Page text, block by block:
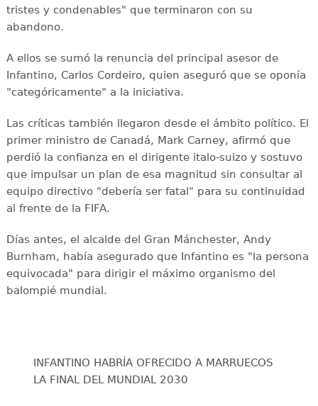
tristes y condenables" que terminaron con su
abandono.
A ellos se sumó la renuncia del principal asesor de
Infantino, Carlos Cordeiro, quien aseguró que se oponía
"categóricamente" a la iniciativa.
Las críticas también llegaron desde el ámbito político. El
primer ministro de Canadá, Mark Carney, afirmó que
perdió la confianza en el dirigente italo-suizo y sostuvo
que impulsar un plan de esa magnitud sin consultar al
equipo directivo "debería ser fatal" para su continuidad
al frente de la FIFA.
Días antes, el alcalde del Gran Mánchester, Andy
Burnham, había asegurado que Infantino es "la persona
equivocada" para dirigir el máximo organismo del
balompié mundial.
INFANTINO HABRÍA OFRECIDO A MARRUECOS
LA FINAL DEL MUNDIAL 2030